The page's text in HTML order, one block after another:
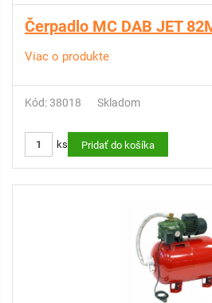
Čerpadlo MC DAB JET
Viac o produkte
Kód: 38018 Skladom
ks Pridať do košíka